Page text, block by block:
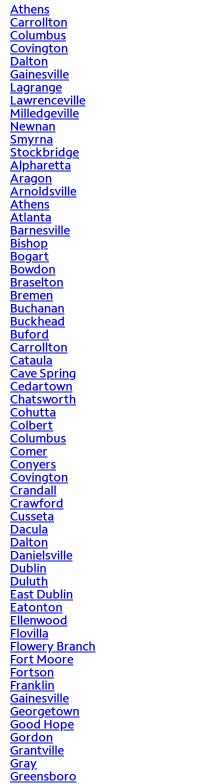
Athens
Carrollton
Columbus
Covington
Dalton
Gainesville
Lagrange
Lawrenceville
Milledgeville
Newnan
Smyrna
Stockbridge
Alpharetta
Aragon
Arnoldsville
Athens
Atlanta
Barnesville
Bishop
Bogart
Bowdon
Braselton
Bremen
Buchanan
Buckhead
Buford
Carrollton
Cataula
Cave Spring
Cedartown
Chatsworth
Cohutta
Colbert
Columbus
Comer
Conyers
Covington
Crandall
Crawford
Cusseta
Dacula
Dalton
Danielsville
Dublin
Duluth
East Dublin
Eatonton
Ellenwood
Flovilla
Flowery Branch
Fort Moore
Fortson
Franklin
Gainesville
Georgetown
Good Hope
Gordon
Grantville
Gray
Greensboro